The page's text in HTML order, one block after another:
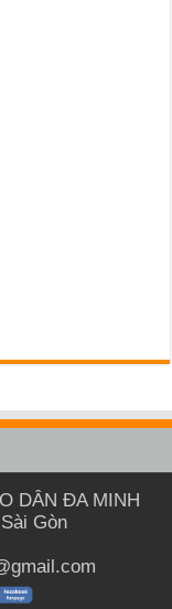
DÂN ĐA MINH
Gòn